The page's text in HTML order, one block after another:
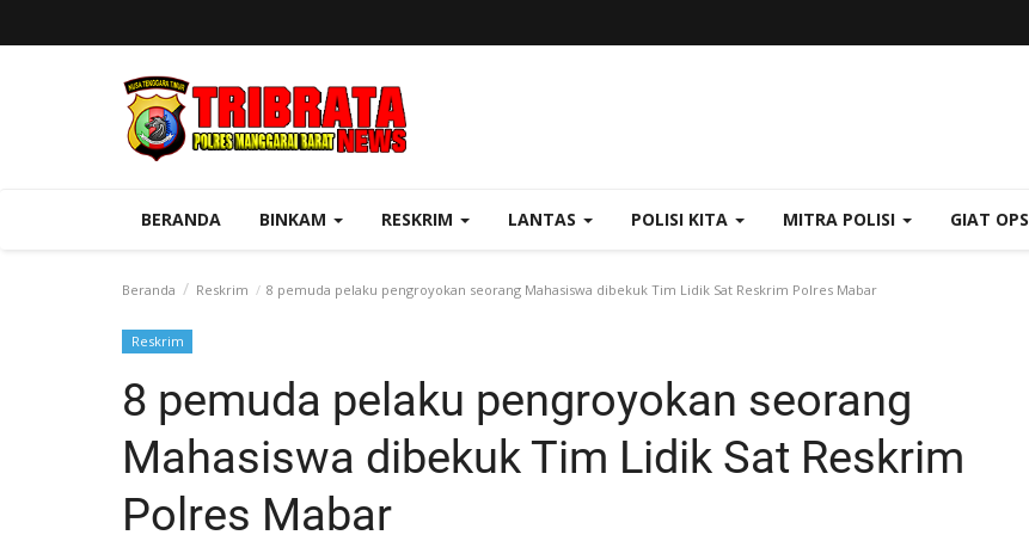
BERANDA BINKAM RESKRIM LANTAS POLISI KITA MITRA POLISI GIAT OPS
Beranda Reskrim 8 pemuda pelaku pengroyokan seorang Mahasiswa dibekuk Tim Lidik Sat Reskrim Polres Mabar
Reskrim
8 pemuda pelaku pengroyokan seorang
Mahasiswa dibekuk Tim Lidik Sat Reskrim
Polres Mabar